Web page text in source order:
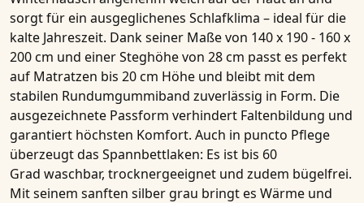
sorgt für ein ausgeglichenes Schlafklima – ideal für die
kalte Jahreszeit. Dank seiner Maße von 140 x 190 - 160 x
200 cm und einer Steghöhe von 28 cm passt es perfekt
auf Matratzen bis 20 cm Höhe und bleibt mit dem
stabilen Rundumgummiband zuverlässig in Form. Die
ausgezeichnete Passform verhindert Faltenbildung und
garantiert höchsten Komfort. Auch in puncto Pflege
überzeugt das Spannbettlaken: Es ist bis 60
Grad waschbar, trocknergeeignet und zudem bügelfrei.
Mit seinem sanften silber grau bringt es Wärme und